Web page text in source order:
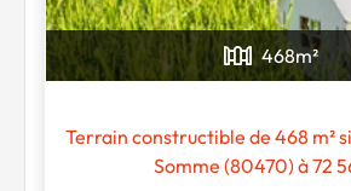
468m²
Terrain constructible de 468 m²
Somme (80470) à 72